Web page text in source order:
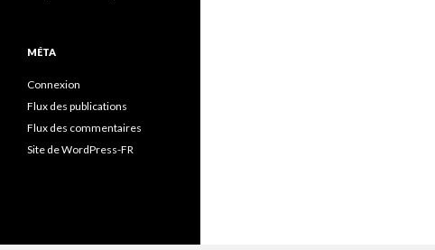
MÉTA
Connexion
Flux des publications
Flux des commentaires
Site de WordPress-FR